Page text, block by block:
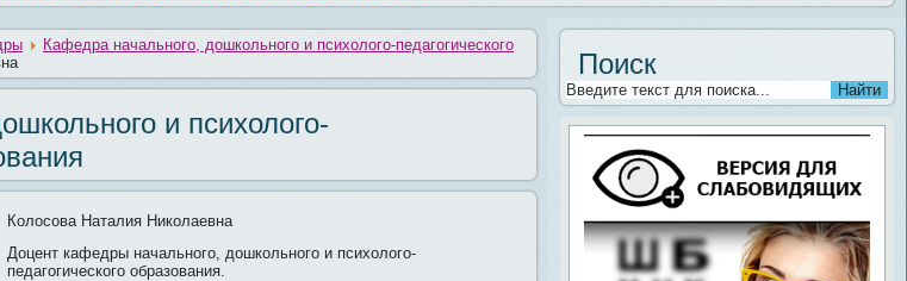
Кафедра начального, дошкольного и психолого-педагогического
и психолого-
Колосова Наталия Николаевна
Доцент кафедры начального, дошкольного и психолого-
педагогического образования.
Поиск